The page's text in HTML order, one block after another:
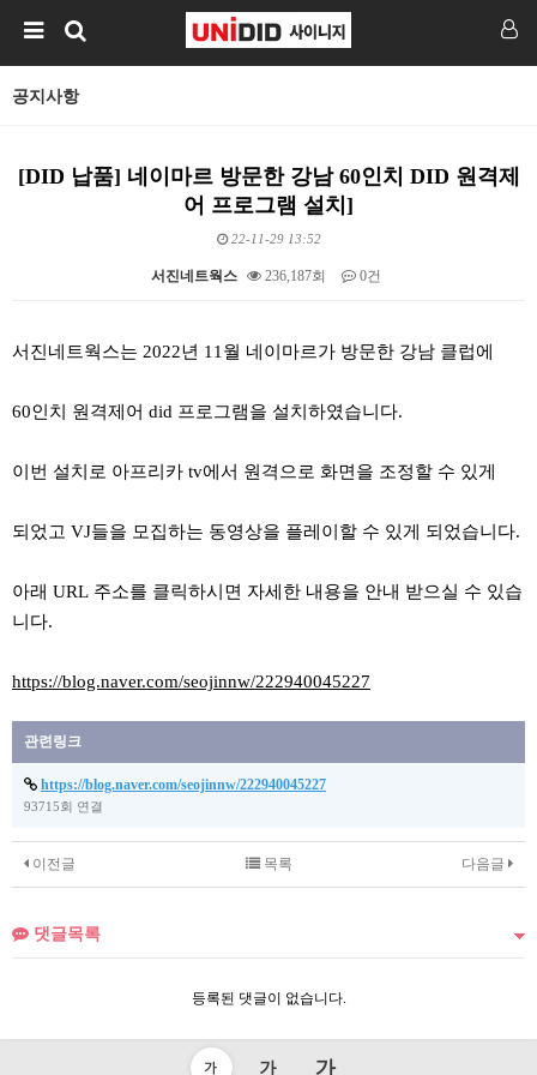
공지사항
[DID 납품] 네이마르 방문한 강남 60인치 DID 원격제
어 프로그램 설치]
22-11-29 13:52
서진네트웍스 236,187회 0건
서진네트웍스는 2022년 11 월 네이마르가 방문한 강남 클럽에
60인치 원격제어 did 프로그램을 설치하였습니다.
이번 설치로 아프리카 tv에서 원격으로 화면을 조정할 수 있게
되었고 VJ들을 모집하는 동영상을 플레이할 수 있게 되었습니다.
아래 URL 주소를 클릭하시면 자세한 내용을 안내 받으실 수 있습
니다.
https://blog.naver.com/seojinnw/222940045227
관련링크
https://blog.naver.com/seojinnw/222940045227
93715회 연결
이전글 다음글
목록
댓글목록
등록된 댓글이 없습니다.